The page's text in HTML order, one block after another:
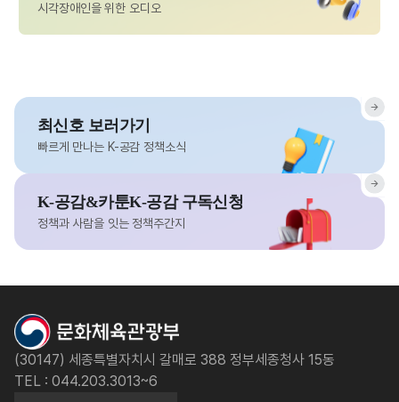
시각장애인을 위한 오디오
최신호 보러가기
빠르게 만나는 K-공감 정책소식
K-공감&카툰K-공감 구독신청
정책과 사람을 잇는 정책주간지
(30147) 세종특별자치시 갈매로 388 정부세종청사 15동
TEL : 044.203.3013~6